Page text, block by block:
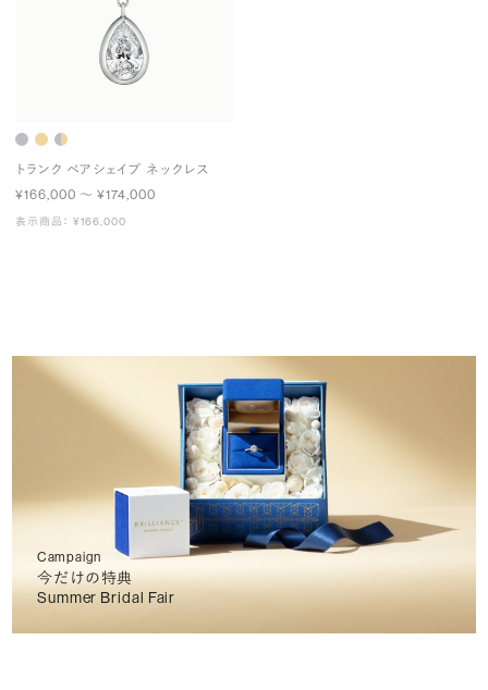
トランク ペアシェイプ ネックレス
¥166,000 〜 ¥174,000
表示商品： ¥166,000
Campaign
今だけの特典
Summer Bridal Fair